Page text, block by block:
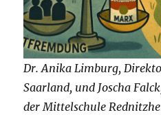
Dr. Anika Limburg,
Saarland, und Joscha
der Mittelschule